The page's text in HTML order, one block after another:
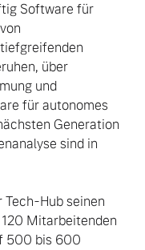
Software für
über
und
für autonomes
Generation
sind in
Tech-Hub seinen
Mitarbeitenden
500 bis 600